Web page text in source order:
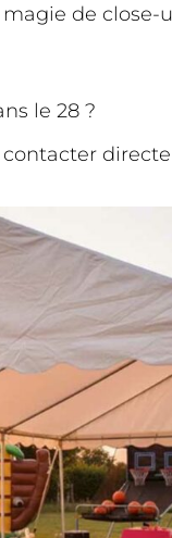
de
le 28 ?
contacter